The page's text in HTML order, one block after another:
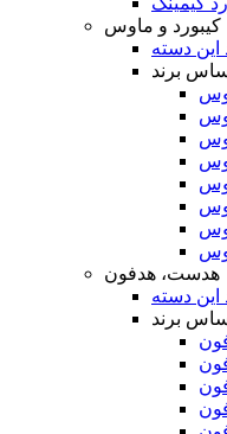
کیبورد و ماوس
این دسته
برند
هدست، هدفون
این دسته
برند